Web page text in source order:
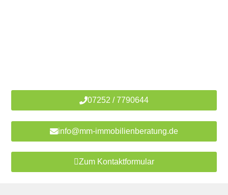
07252 / 7790644
info@mm-immobilienberatung.de
Zum Kontaktformular